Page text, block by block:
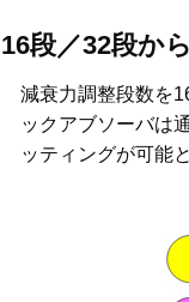
16段／32段か
減衰力調整段数を
ックアブソーバは
ッティングが可能